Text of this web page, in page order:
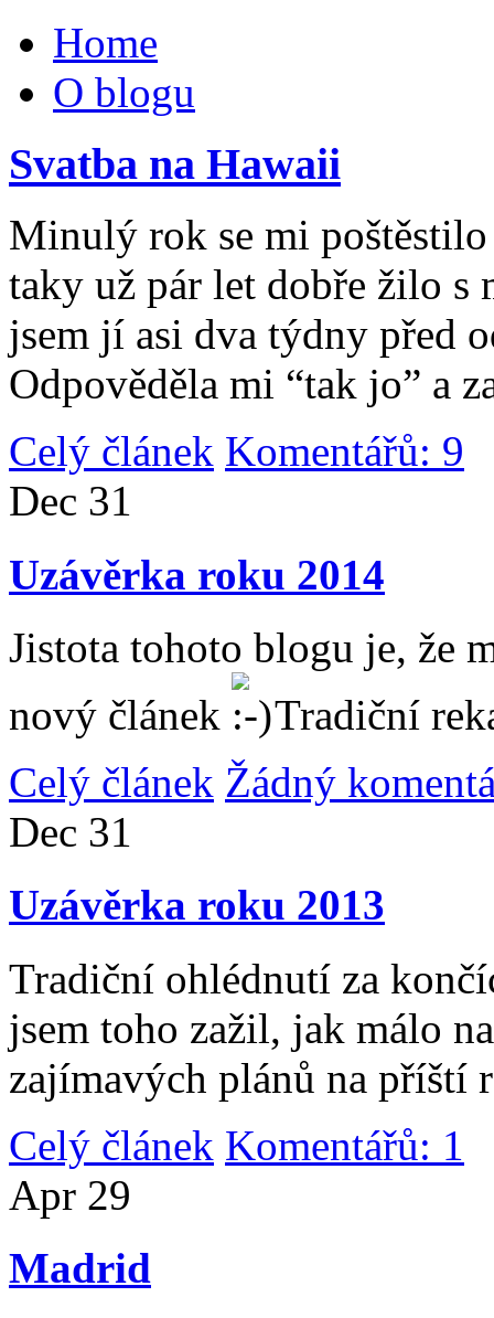
Home
O blogu
Svatba na Hawaii
Minulý rok se mi
taky už pár let dobře žilo
jsem jí asi dva týdny před
Odpověděla mi “tak jo” a
Celý článek Komentářů: 9
Dec 31
Uzávěrka roku 2014
Jistota tohoto blogu je, že
nový článek
Tradiční
Celý článek Žádný
Dec 31
Uzávěrka roku 2013
Tradiční ohlédnutí za
jsem toho zažil, jak málo
zajímavých plánů na příští
Celý článek Komentářů: 1
Apr 29
Madrid